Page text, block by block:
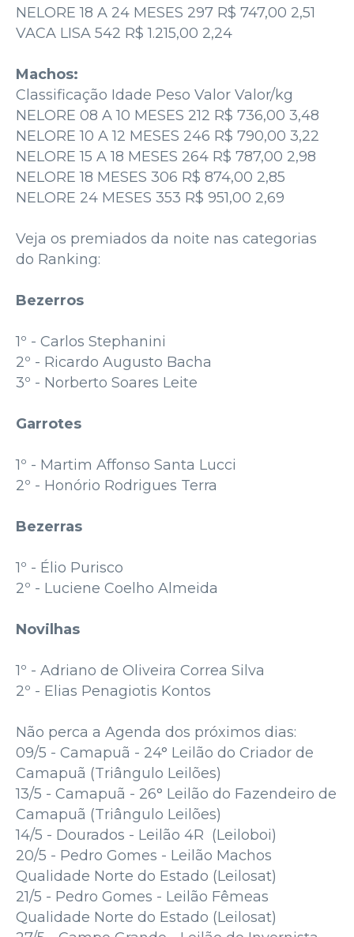
NELORE 18 A 24 MESES 297 R$ 747,00 2,51
VACA LISA 542 R$ 1.215,00 2,24
Machos:
Classificação Idade Peso Valor Valor/kg
NELORE 08 A 10 MESES 212 R$ 736,00 3,48
NELORE 10 A 12 MESES 246 R$ 790,00 3,22
NELORE 15 A 18 MESES 264 R$ 787,00 2,98
NELORE 18 MESES 306 R$ 874,00 2,85
NELORE 24 MESES 353 R$ 951,00 2,69
Veja os premiados da noite nas categorias
do Ranking:
Bezerros
1º - Carlos Stephanini
2º - Ricardo Augusto Bacha
3º - Norberto Soares Leite
Garrotes
1º - Martim Affonso Santa Lucci
2º - Honório Rodrigues Terra
Bezerras
1º - Élio Purisco
2º - Luciene Coelho Almeida
Novilhas
1º - Adriano de Oliveira Correa Silva
2º - Elias Penagiotis Kontos
Não perca a Agenda dos próximos dias:
09/5 - Camapuã - 24° Leilão do Criador de
Camapuã (Triângulo Leilões)
13/5 - Camapuã - 26° Leilão do Fazendeiro de
Camapuã (Triângulo Leilões)
14/5 - Dourados - Leilão 4R (Leiloboi)
20/5 - Pedro Gomes - Leilão Machos
Qualidade Norte do Estado (Leilosat)
21/5 - Pedro Gomes - Leilão Fêmeas
Qualidade Norte do Estado (Leilosat)